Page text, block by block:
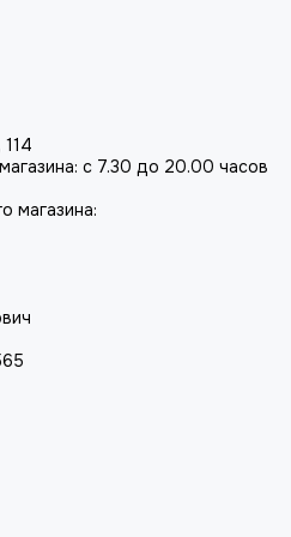
LC152F
LC154F
LC170FA
LC175F
LC190FA
LC192F
LC192FD
LC1P65FE-2
LC1P75F
LC1P65FE
LC1P70FA
с 7.30 до 20.00 часов
магазина: